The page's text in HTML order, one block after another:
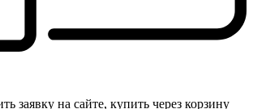
заявку на сайте, купить через корзину